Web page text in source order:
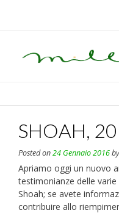
SHOAH,
Posted on24 Gennaio 2016
Apriamo oggi un nuovo
testimonianze delle
Shoah; se avete
contribuire allo